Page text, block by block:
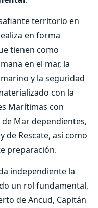
territorio en
en forma
tienen como
en el mar, la
y la seguridad
con la
Marítimas con
Mar dependientes,
de Rescate, así como
preparación.
independiente la
un rol fundamental,
de Ancud, Capitán